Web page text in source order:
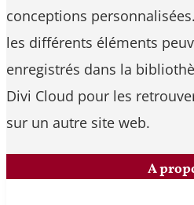
conceptions
les différents éléments
enregistrés dans la
Divi Cloud pour les
sur un autre site web.
A